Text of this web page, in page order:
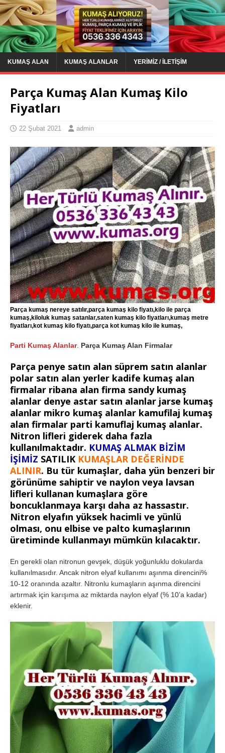
KUMAŞ ALAN KUMAŞ ALANLAR YERIMIZ / İLETIŞIM
Parça Kumaş Alan Kumaş Kilo
Fiyatları
22 Şubat 2021 admin
Parça kumaş nereye satılır,parça kumaş kilo fiyatı,kilo ile parça
kumaş,kiloluk kumaş satanlar,saten kumaş kilo fiyatları,kumaş metre
fiyatları,kot kumaş kilo fiyatı,parça kot kumaş kilo ile kumaş,
Parti Kumaş Alanlar. Parça Kumaş Alan Firmalar
Parça penye satın alan süprem satın alanlar
polar satın alan yerler kadife kumaş alan
firmalar ribana alan firma sandy kumaş
alanlar denye astar satın alanlar jarse kumaş
alanlar mikro kumaş alanlar kamufilaj kumaş
alan firmalar parti kamuflaj kumaş alanlar.
Nitron lifleri giderek daha fazla
kullanılmaktadır. KUMAŞ ALMAK BİZİM
İŞİMİZ SATILIK KUMAŞLAR DEĞERİNDE
ALINIR. Bu tür kumaşlar, daha yün benzeri bir
görünüme sahiptir ve naylon veya lavsan
lifleri kullanan kumaşlara göre
boncuklanmaya karşı daha az hassastır.
Nitron elyafın yüksek hacimli ve yünlü
olması, onu elbise ve palto kumaşlarının
üretiminde kullanmayı mümkün kılacaktır.
En gerekli olan nitronun gevşek, düşük yoğunluklu dokularda
kullanılmasıdır. Ancak nitron elyaf kullanımı aşınma direncini%
10-12 oranında azaltır. Nitronlu kumaşların aşınma direncini
artırmak için karışıma az miktarda naylon elyaf (% 10’a kadar)
eklenir.